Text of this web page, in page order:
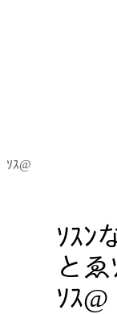
ｿｽ@
ｿｽﾝ
とゑ
ｿｽ@